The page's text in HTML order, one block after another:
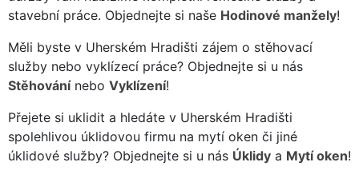
stavební práce. Objednejte si naše Hodinové manžely!
Měli byste v Uherském Hradišti zájem o stěhovací
služby nebo vyklízecí práce? Objednejte si u nás
Stěhovánínebo Vyklízení!
Přejete si uklidit a hledáte v Uherském Hradišti
spolehlivou úklidovou firmu na mytí oken či jiné
úklidové služby? Objednejte si u nás Úklidy a Mytí oken!